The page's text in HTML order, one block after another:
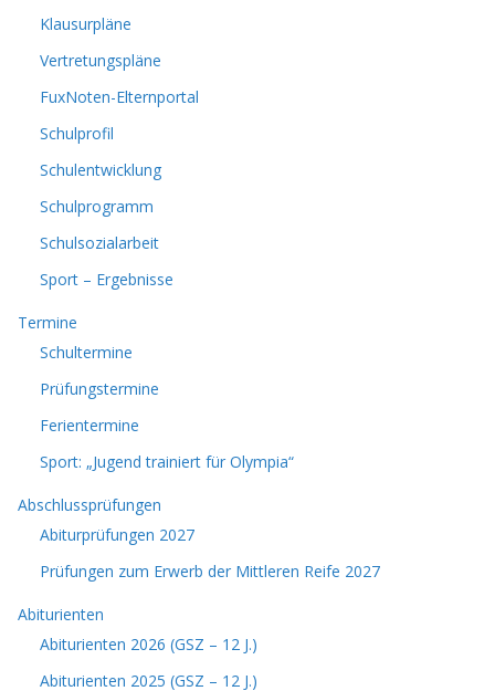
Klausurpläne
Vertretungspläne
FuxNoten-Elternportal
Schulprofil
Schulentwicklung
Schulprogramm
Schulsozialarbeit
Sport – Ergebnisse
Termine
Schultermine
Prüfungstermine
Ferientermine
Sport: „Jugend trainiert für Olympia“
Abschlussprüfungen
Abiturprüfungen 2027
Prüfungen zum Erwerb der Mittleren Reife 2027
Abiturienten
Abiturienten 2026 (GSZ – 12 J.)
Abiturienten 2025 (GSZ – 12 J.)